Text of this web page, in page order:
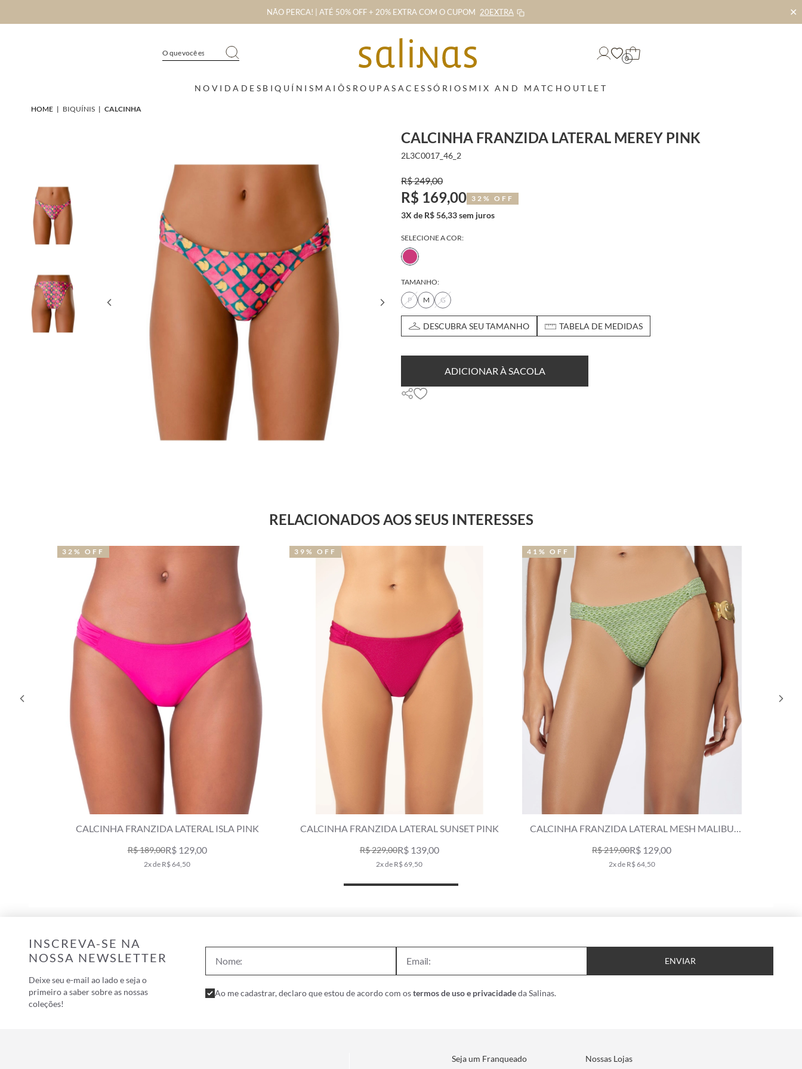
NÃO PERCA! | ATÉ 50% OFF + 20% EXTRA COM O CUPOM 20EXTRA ✕
0
NOVIDADES BIQUÍNIS MAIÔS ROUPAS ACESSÓRIOS MIX AND MATCHOUTLET
HOME | BIQUÍNIS | CALCINHA
CALCINHA FRANZIDA LATERAL MEREY PINK
2L3C0017_46_2
R$ 249,00
R$ 169,00 32% OFF
3X de R$ 56,33 sem juros
SELECIONE A COR:
TAMANHO:
P
M G
DESCUBRA SEU TAMANHO TABELA DE MEDIDAS
ADICIONAR À SACOLA
RELACIONADOS AOS SEUS INTERESSES
CALCINHA FRANZIDA LATERAL SUNSET PINK
R$ 229,00R$ 139,00
2x de R$ 69,50
39% OFF
CALCINHA FRANZIDA LATERAL MESH MALIBU
R$ 219,00R$ 129,00
2x de R$ 64,50
41% OFF
CALCINHA FRANZIDA LATERAL SUNSET CAFE
R$ 229,00R$ 139,00
2x de R$ 69,50
39% OFF
INSCREVA-SE NA
NOSSA NEWSLETTER
Deixe seu e-mail ao lado e seja o
primeiro a saber sobre as nossas
coleções!
ENVIAR
Ao me cadastrar, declaro que estou de acordo com ostermos de uso e privacidadeda Salinas.
Seja um Franqueado Nossas Lojas